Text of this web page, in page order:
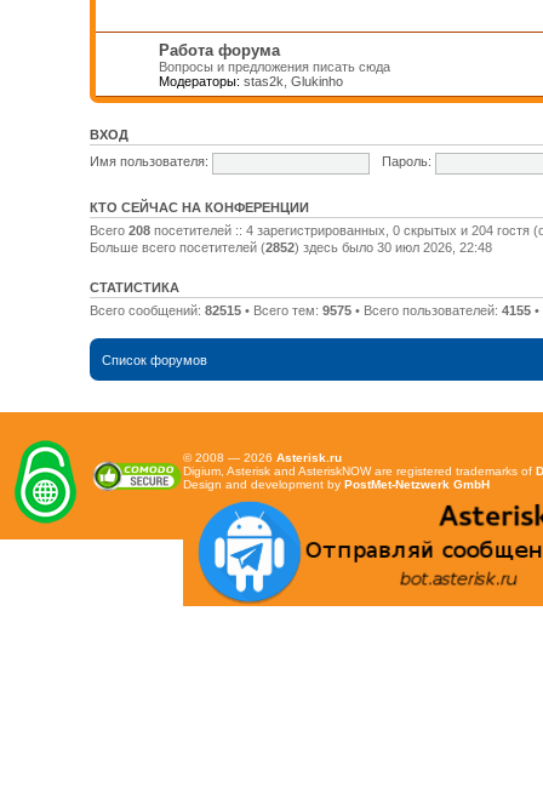
Работа форума
Вопросы и предложения писать сюда
Модераторы: stas2k Glukinho
ВХОД
Имя пользователя:
Пароль:
КТО СЕЙЧАС НА КОНФЕРЕНЦИИ
Всего 208посетителей :: 4 зарегистрированных, 0 скрытых и 204 гостя
Больше всего посетителей (2852) здесь было 30 июл 2026, 22:48
СТАТИСТИКА
Всего сообщений: 82515• Всего тем: 9575• Всего пользователей: 4155•
Список форумов
© 2008 — 2026 Asterisk.ru
Digium, Asterisk and AsteriskNOW are registered trademarks of
Design and development by PostMet-Netzwerk GmbH